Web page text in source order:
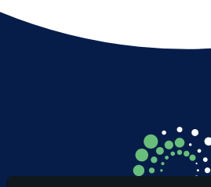
Serviço de Limpeza